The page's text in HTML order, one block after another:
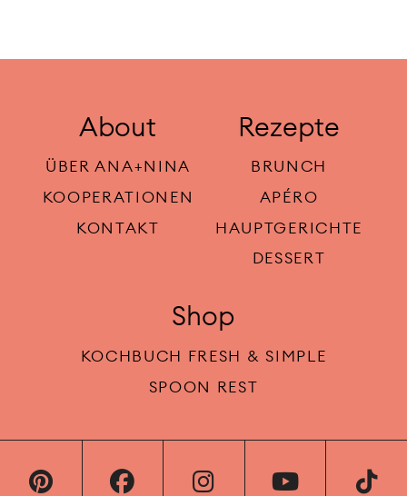
About
ÜBER ANA+NINA
KOOPERATIONEN
KONTAKT
Rezepte
BRUNCH
APÉRO
HAUPTGERICHTE
DESSERT
Shop
KOCHBUCH FRESH & SIMPLE
SPOON REST